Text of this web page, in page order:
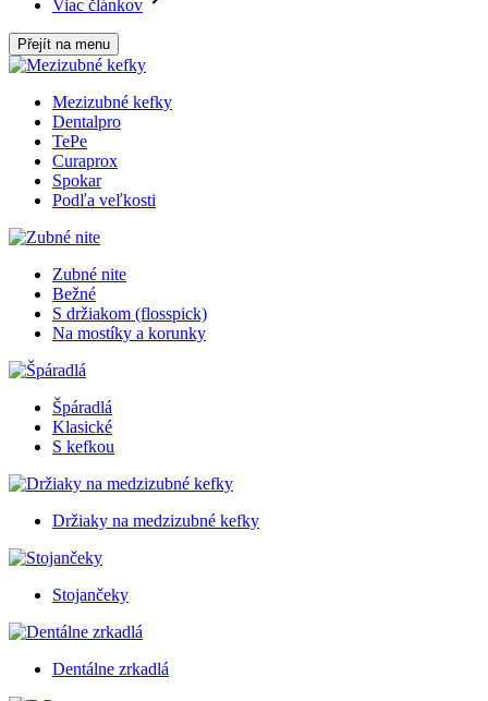
Viac článkov
Přejít na menu
Mezizubné kefky
Dentalpro
TePe
Curaprox
Spokar
Podľa veľkosti
Zubné nite
Bežné
S držiakom (flosspick)
Na mostíky a korunky
Špáradlá
Klasické
S kefkou
Držiaky na medzizubné kefky
Stojančeky
Dentálne zrkadlá